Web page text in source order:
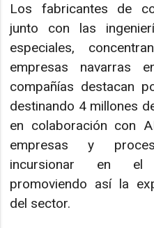
Los fabricantes de
junto con las
especiales,
empresas navarras
compañías destacan
destinando 4 millones
en colaboración con
empresas y
incursionar en el
promoviendo así la
del sector.